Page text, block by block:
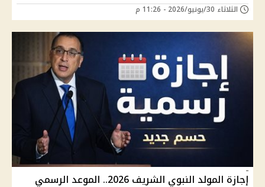
الثلاثاء 30/يونيو/2026 - 11:26 م
إجازة المولد النبوي الشريف 2026.. الموعد الرسمي